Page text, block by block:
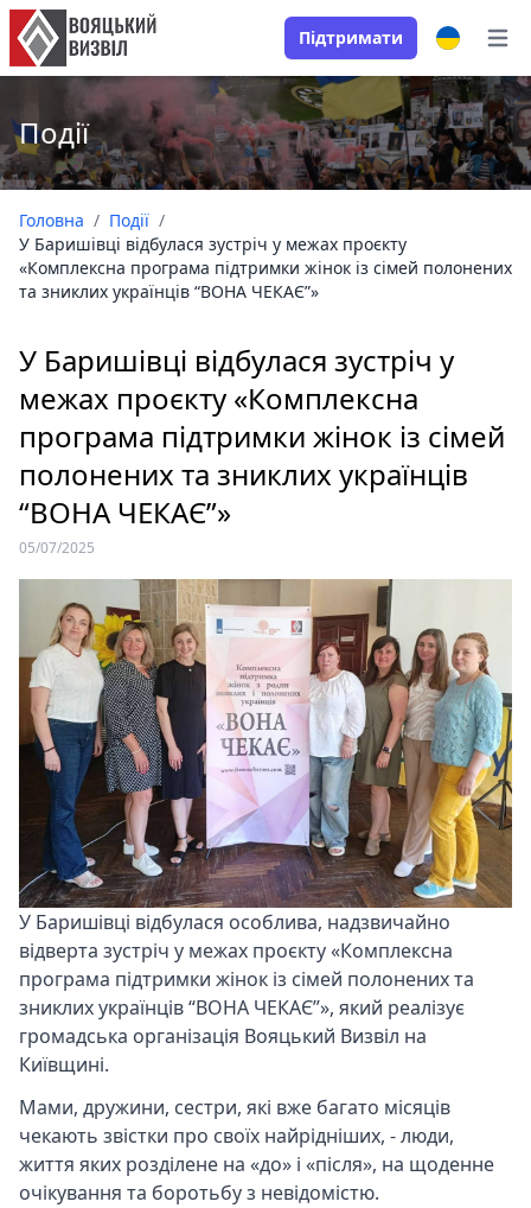
Підтримати
Події
Головна / Події /
У Баришівці відбулася зустріч у межах проєкту
«Комплексна програма підтримки жінок із сімей полонених
та зниклих українців “ВОНА ЧЕКАЄ”»
У Баришівці відбулася зустріч у
межах проєкту «Комплексна
програма підтримки жінок із сімей
полонених та зниклих українців
“ВОНА ЧЕКАЄ”»
05/07/2025
У Баришівці відбулася особлива, надзвичайно
відверта зустріч у межах проєкту «Комплексна
програма підтримки жінок із сімей полонених та
зниклих українців “ВОНА ЧЕКАЄ”», який реалізує
громадська організація Вояцький Визвіл на
Київщині.
Мами, дружини, сестри, які вже багато місяців
чекають звістки про своїх найрідніших, - люди,
життя яких розділене на «до» і «після», на щоденне
очікування та боротьбу з невідомістю.